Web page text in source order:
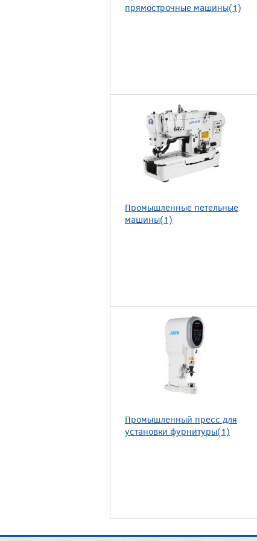
прямострочные машины(1)
Промышленные петельные
машины(1)
Промышленный пресс для
установки фурнитуры(1)